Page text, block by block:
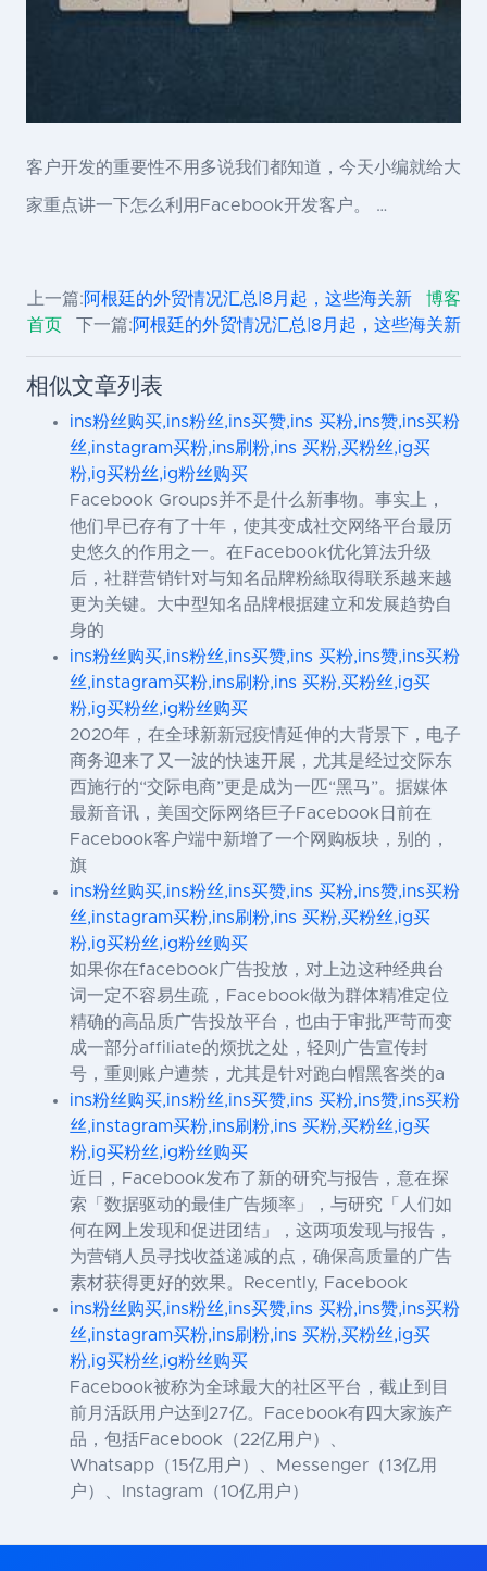
客户开发的重要性不用多说我们都知道，今天小编就给大
家重点讲一下怎么利用Facebook开发客户。 …
上一篇:阿根廷的外贸情况汇总|8月起，这些海关新
博客
首页
下一篇:阿根廷的外贸情况汇总|8月起，这些海关新
相似文章列表
ins粉丝购买,ins粉丝,ins买赞,ins 买粉,ins赞,ins买粉
丝,instagram买粉,ins刷粉,ins 买粉,买粉丝,ig买
粉,ig买粉丝,ig粉丝购买
Facebook Groups并不是什么新事物。事实上，
他们早已存有了十年，使其变成社交网络平台最历
史悠久的作用之一。在Facebook优化算法升级
后，社群营销针对与知名品牌粉絲取得联系越来越
更为关键。大中型知名品牌根据建立和发展趋势自
身的
ins粉丝购买,ins粉丝,ins买赞,ins 买粉,ins赞,ins买粉
丝,instagram买粉,ins刷粉,ins 买粉,买粉丝,ig买
粉,ig买粉丝,ig粉丝购买
2020年，在全球新新冠疫情延伸的大背景下，电子
商务迎来了又一波的快速开展，尤其是经过交际东
西施行的“交际电商”更是成为一匹“黑马”。据媒体
最新音讯，美国交际网络巨子Facebook日前在
Facebook客户端中新增了一个网购板块，别的，
旗
ins粉丝购买,ins粉丝,ins买赞,ins 买粉,ins赞,ins买粉
丝,instagram买粉,ins刷粉,ins 买粉,买粉丝,ig买
粉,ig买粉丝,ig粉丝购买
如果你在facebook广告投放，对上边这种经典台
词一定不容易生疏，Facebook做为群体精准定位
精确的高品质广告投放平台，也由于审批严苛而变
成一部分affiliate的烦扰之处，轻则广告宣传封
号，重则账户遭禁，尤其是针对跑白帽黑客类的a
ins粉丝购买,ins粉丝,ins买赞,ins 买粉,ins赞,ins买粉
丝,instagram买粉,ins刷粉,ins 买粉,买粉丝,ig买
粉,ig买粉丝,ig粉丝购买
近日，Facebook发布了新的研究与报告，意在探
索「数据驱动的最佳广告频率」，与研究「人们如
何在网上发现和促进团结」，这两项发现与报告，
为营销人员寻找收益递减的点，确保高质量的广告
素材获得更好的效果。Recently, Facebook
ins粉丝购买,ins粉丝,ins买赞,ins 买粉,ins赞,ins买粉
丝,instagram买粉,ins刷粉,ins 买粉,买粉丝,ig买
粉,ig买粉丝,ig粉丝购买
Facebook被称为全球最大的社区平台，截止到目
前月活跃用户达到27亿。Facebook有四大家族产
品，包括Facebook（22亿用户）、
Whatsapp（15亿用户）、Messenger（13亿用
户）、Instagram（10亿用户）